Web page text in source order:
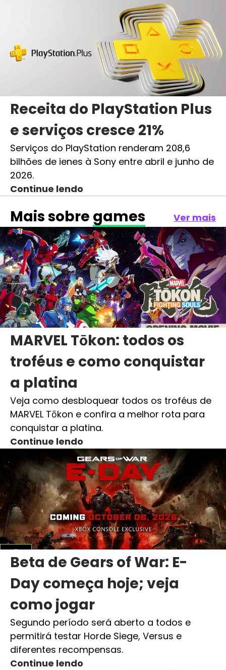
Receita do PlayStation Plus
e serviços cresce 21%
Serviços do PlayStation renderam 208,6
bilhões de ienes à Sony entre abril e junho de
2026.
Continue lendo
Mais sobre games Ver mais
MARVEL Tōkon: todos os
troféus e como conquistar
a platina
Veja como desbloquear todos os troféus de
MARVEL Tōkon e confira a melhor rota para
conquistar a platina.
Continue lendo
Beta de Gears of War: E-
Day começa hoje; veja
como jogar
Segundo período será aberto a todos e
permitirá testar Horde Siege, Versus e
diferentes recompensas.
Continue lendo